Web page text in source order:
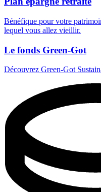
Bénéfique pour votre
lequel vous allez vieillir.
Le fonds Green-Got
Découvrez Green-Got